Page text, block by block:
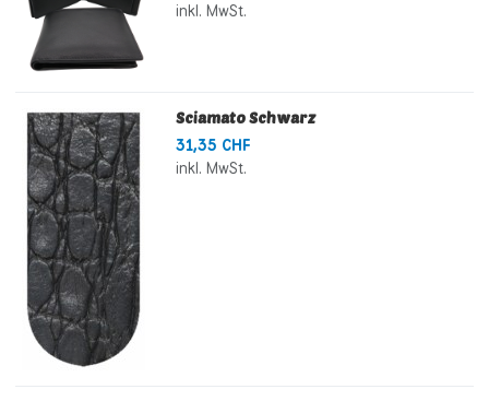
inkl. MwSt.
Sciamato Schwarz
31,35 CHF
inkl. MwSt.